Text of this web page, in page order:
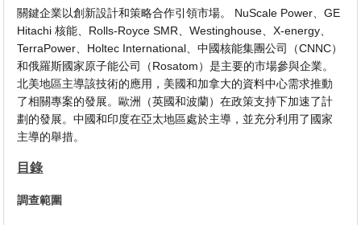
關鍵企業以創新設計和策略合作引領市場。 NuScale Power、GE
Hitachi 核能、Rolls-Royce SMR、Westinghouse、X-energy、
TerraPower、Holtec International、中國核能集團公司（CNNC）
和俄羅斯國家原子能公司（Rosatom）是主要的市場參與企業。
北美地區主導該技術的應用，美國和加拿大的資料中心需求推動
了相關專案的發展。歐洲（英國和波蘭）在政策支持下加速了計
劃的發展。中國和印度在亞太地區處於主導，並充分利用了國家
主導的舉措。
目錄
調查範圍